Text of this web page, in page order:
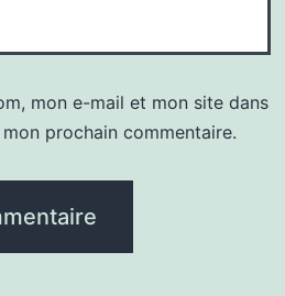
mon e-mail et mon site dans
prochain commentaire.